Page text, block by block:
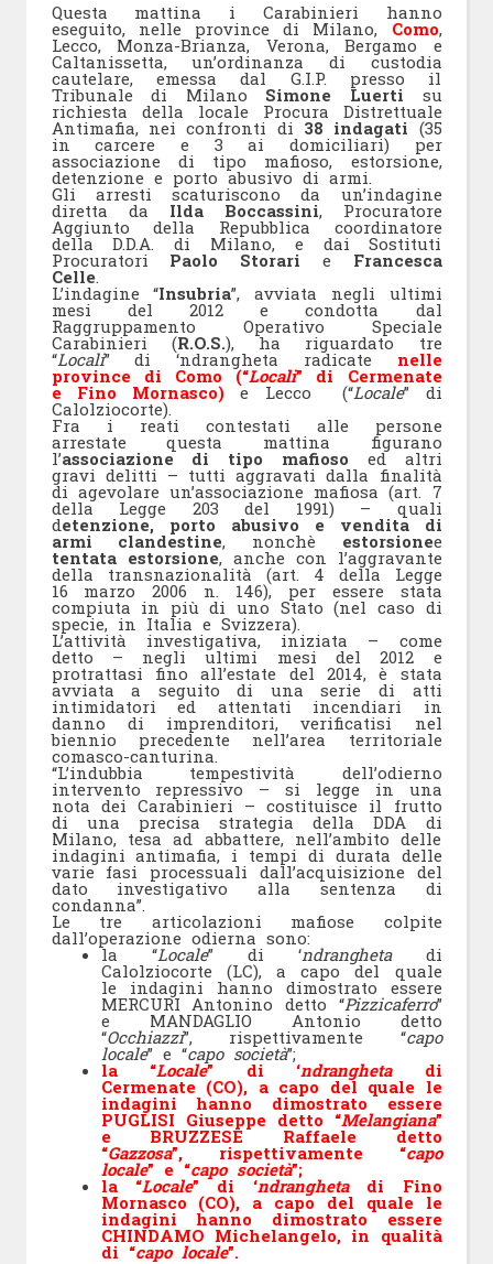
Questa mattina i Carabinieri hanno
eseguito, nelle province di Milano, Como,
Lecco, Monza-Brianza, Verona, Bergamo e
Caltanissetta, un’ordinanza di custodia
cautelare, emessa dal G.I.P. presso il
Tribunale di Milano Simone Luerti su
richiesta della locale Procura Distrettuale
Antimafia, nei confronti di 38 indagati (35
in carcere e 3 ai domiciliari) per
associazione di tipo mafioso, estorsione,
detenzione e porto abusivo di armi.
Gli arresti scaturiscono da un’indagine
diretta da Ilda Boccassini, Procuratore
Aggiunto della Repubblica coordinatore
della D.D.A. di Milano, e dai Sostituti
Procuratori Paolo Storari e Francesca
Celle.
L’indagine “Insubria”, avviata negli ultimi
mesi del 2012 e condotta dal
Raggruppamento Operativo Speciale
Carabinieri (R.O.S.), ha riguardato tre
“Locali” di ‘ndrangheta radicate nelle
province di Como (“Locali” di Cermenate
e Fino Mornasco) e Lecco (“Locale” di
Calolziocorte).
Fra i reati contestati alle persone
arrestate questa mattina figurano
l’associazione di tipo mafioso ed altri
gravi delitti – tutti aggravati dalla finalità
di agevolare un’associazione mafiosa (art. 7
della Legge 203 del 1991) – quali
detenzione, porto abusivo e vendita di
armi clandestine, nonchè estorsionee
tentata estorsione, anche con l’aggravante
della transnazionalità (art. 4 della Legge
16 marzo 2006 n. 146), per essere stata
compiuta in più di uno Stato (nel caso di
specie, in Italia e Svizzera).
L’attività investigativa, iniziata – come
detto – negli ultimi mesi del 2012 e
protrattasi fino all’estate del 2014, è stata
avviata a seguito di una serie di atti
intimidatori ed attentati incendiari in
danno di imprenditori, verificatisi nel
biennio precedente nell’area territoriale
comasco-canturina.
“L’indubbia tempestività dell’odierno
intervento repressivo – si legge in una
nota dei Carabinieri – costituisce il frutto
di una precisa strategia della DDA di
Milano, tesa ad abbattere, nell’ambito delle
indagini antimafia, i tempi di durata delle
varie fasi processuali dall’acquisizione del
dato investigativo alla sentenza di
condanna”.
Le tre articolazioni mafiose colpite
dall’operazione odierna sono:
la “Locale” di ‘ndranghetadi
Calolziocorte (LC), a capo del quale
le indagini hanno dimostrato essere
MERCURI Antonino detto “Pizzicaferro”
e MANDAGLIO Antonio detto
“Occhiazzi”, rispettivamente “capo
locale” e “capo società”;
la “Locale” di ‘ndranghetadi
Cermenate (CO), a capo del quale le
indagini hanno dimostrato essere
PUGLISI Giuseppe detto “Melangiana”
e BRUZZESE Raffaele detto
“Gazzosa”, rispettivamente “capo
locale” e “capo società”;
la “Locale” di ‘ndranghetadi Fino
Mornasco (CO), a capo del quale le
indagini hanno dimostrato essere
CHINDAMO Michelangelo, in qualità
di “capo locale”.